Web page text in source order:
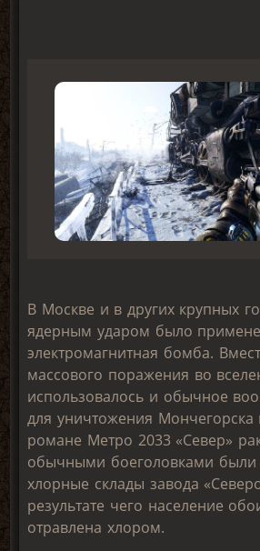
В Москве и в других крупных
ядерным ударом было
электромагнитная бомба.
массового поражения во
использовалось и обычное
для уничтожения Мончегорска
романе Метро 2033 «Север»
обычными боеголовками
хлорные склады завода
результате чего население
отравлена хлором.